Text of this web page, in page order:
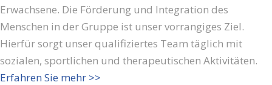
Erwachsene. Die Förderung und Integration des
Menschen in der Gruppe ist unser vorrangiges Ziel.
Hierfür sorgt unser qualifiziertes Team täglich mit
sozialen, sportlichen und therapeutischen Aktivitäten.
Erfahren Sie mehr >>